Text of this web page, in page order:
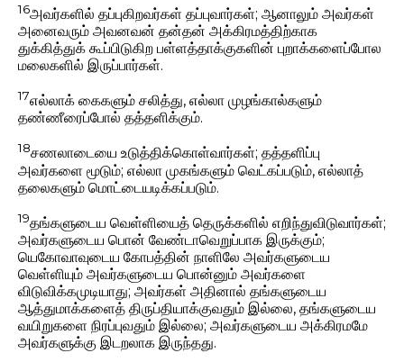
16அவர்களில் தப்புகிறவர்கள் தப்புவார்கள்; ஆனாலும் அவர்கள்
அனைவரும் அவனவன் தன்தன் அக்கிரமத்திற்காக
துக்கித்துக் கூப்பிடுகிற பள்ளத்தாக்குகளின் புறாக்களைப்போல
மலைகளில் இருப்பார்கள்.
17எல்லாக் கைகளும் சலித்து, எல்லா முழங்கால்களும்
தண்ணீரைப்போல் தத்தளிக்கும்.
18சணலாடையை உடுத்திக்கொள்வார்கள்; தத்தளிப்பு
அவர்களை மூடும்; எல்லா முகங்களும் வெட்கப்படும், எல்லாத்
தலைகளும் மொட்டையடிக்கப்படும்.
19தங்களுடைய வெள்ளியைத் தெருக்களில் எறிந்துவிடுவார்கள்;
அவர்களுடைய பொன் வேண்டாவெறுப்பாக இருக்கும்;
யெகோவாவுடைய கோபத்தின் நாளிலே அவர்களுடைய
வெள்ளியும் அவர்களுடைய பொன்னும் அவர்களை
விடுவிக்கமுடியாது; அவர்கள் அதினால் தங்களுடைய
ஆத்துமாக்களைத் திருப்தியாக்குவதும் இல்லை, தங்களுடைய
வயிறுகளை நிரப்புவதும் இல்லை; அவர்களுடைய அக்கிரமமே
அவர்களுக்கு இடறலாக இருந்தது.